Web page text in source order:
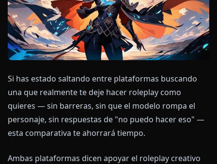
Si has estado saltando entre plataformas buscando
una que realmente te deje hacer roleplay como
quieres — sin barreras, sin que el modelo rompa el
personaje, sin respuestas de "no puedo hacer eso" —
esta comparativa te ahorrará tiempo.
Ambas plataformas dicen apoyar el roleplay creativo